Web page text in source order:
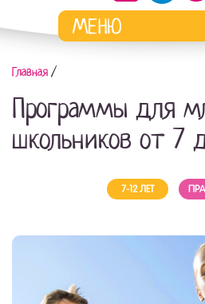
Главная /
Программы для
школьников от 7
7-12 ЛЕТ